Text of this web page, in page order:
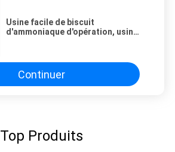
Usine facile de biscuit
d'ammoniaque d'opération, usine
Continuer
Top Produits